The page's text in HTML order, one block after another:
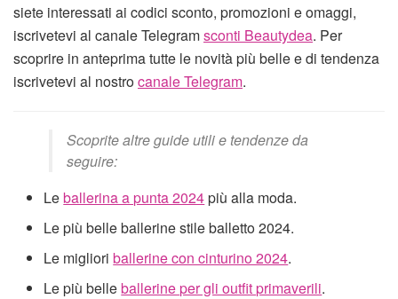
siete interessati ai codici sconto, promozioni e omaggi,
iscrivetevi al canale Telegramsconti Beautydea. Per
scoprire in anteprima tutte le novità più belle e di tendenza
iscrivetevi al nostrocanale Telegram.
Scoprite altre guide utili e tendenze da
seguire:
Leballerina a punta 2024più alla moda.
Le più belle ballerine stile balletto 2024.
Le miglioriballerine con cinturino 2024.
Le più belleballerine per gli outfit primaverili.